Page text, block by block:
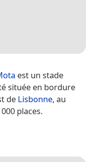
est un stade
située en bordure
de Lisbonne, au
places.